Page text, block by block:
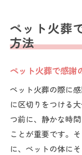
ペット火葬
方法
ペット火葬で感謝
ペット火葬の際に
に区切りをつける
つ前に、静かな時
ことが重要です。
に、ペットの体に